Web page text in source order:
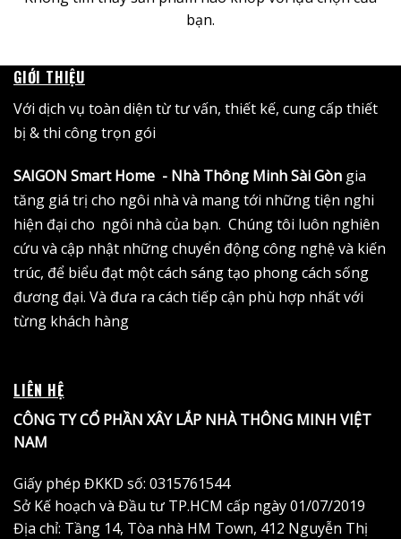
bạn.
GIỚI THIỆU
Với dịch vụ toàn diện từ tư vấn, thiết kế, cung cấp thiết
bị & thi công trọn gói
SAIGON Smart Home - Nhà Thông Minh Sài Gòn gia
tăng giá trị cho ngôi nhà và mang tới những tiện nghi
hiện đại cho ngôi nhà của bạn. Chúng tôi luôn nghiên
cứu và cập nhật những chuyển động công nghệ và kiến
trúc, để biểu đạt một cách sáng tạo phong cách sống
đương đại. Và đưa ra cách tiếp cận phù hợp nhất với
từng khách hàng
LIÊN HỆ
CÔNG TY CỔ PHẦN XÂY LẮP NHÀ THÔNG MINH VIỆT
NAM
Giấy phép ĐKKD số: 0315761544
Sở Kế hoạch và Đầu tư TP.HCM cấp ngày 01/07/2019
Địa chỉ: Tầng 14, Tòa nhà HM Town, 412 Nguyễn Thị